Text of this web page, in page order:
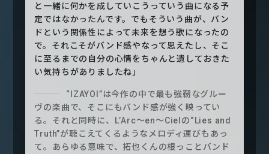
と一緒に何かを成していこうっていう曲になる予
定ではなかったんです。でもそういう曲が、バン
ドという関係性によって未来を想う歌になったの
で。それこそがバンド感やなって思えたし、そこ
に至るまでの自分の心情をちゃんと遺しておきた
い気持ちがありましたね」
“IZAYOI”は今作の中で最も強靭なグルー
ヴの楽曲で、そこにもバンド感が強く映ってい
る。それと同時に、L’Arc〜en〜Cielの“Lies and
Truth”が聴こえてくるようなメロディ運びもあっ
て。あらゆる意味で、拓也くんの根っことバンド